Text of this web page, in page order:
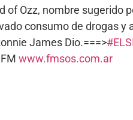
Ozz, nombre sugerido
consumo de drogas y
James Dio.===>
www.fmsos.com.ar